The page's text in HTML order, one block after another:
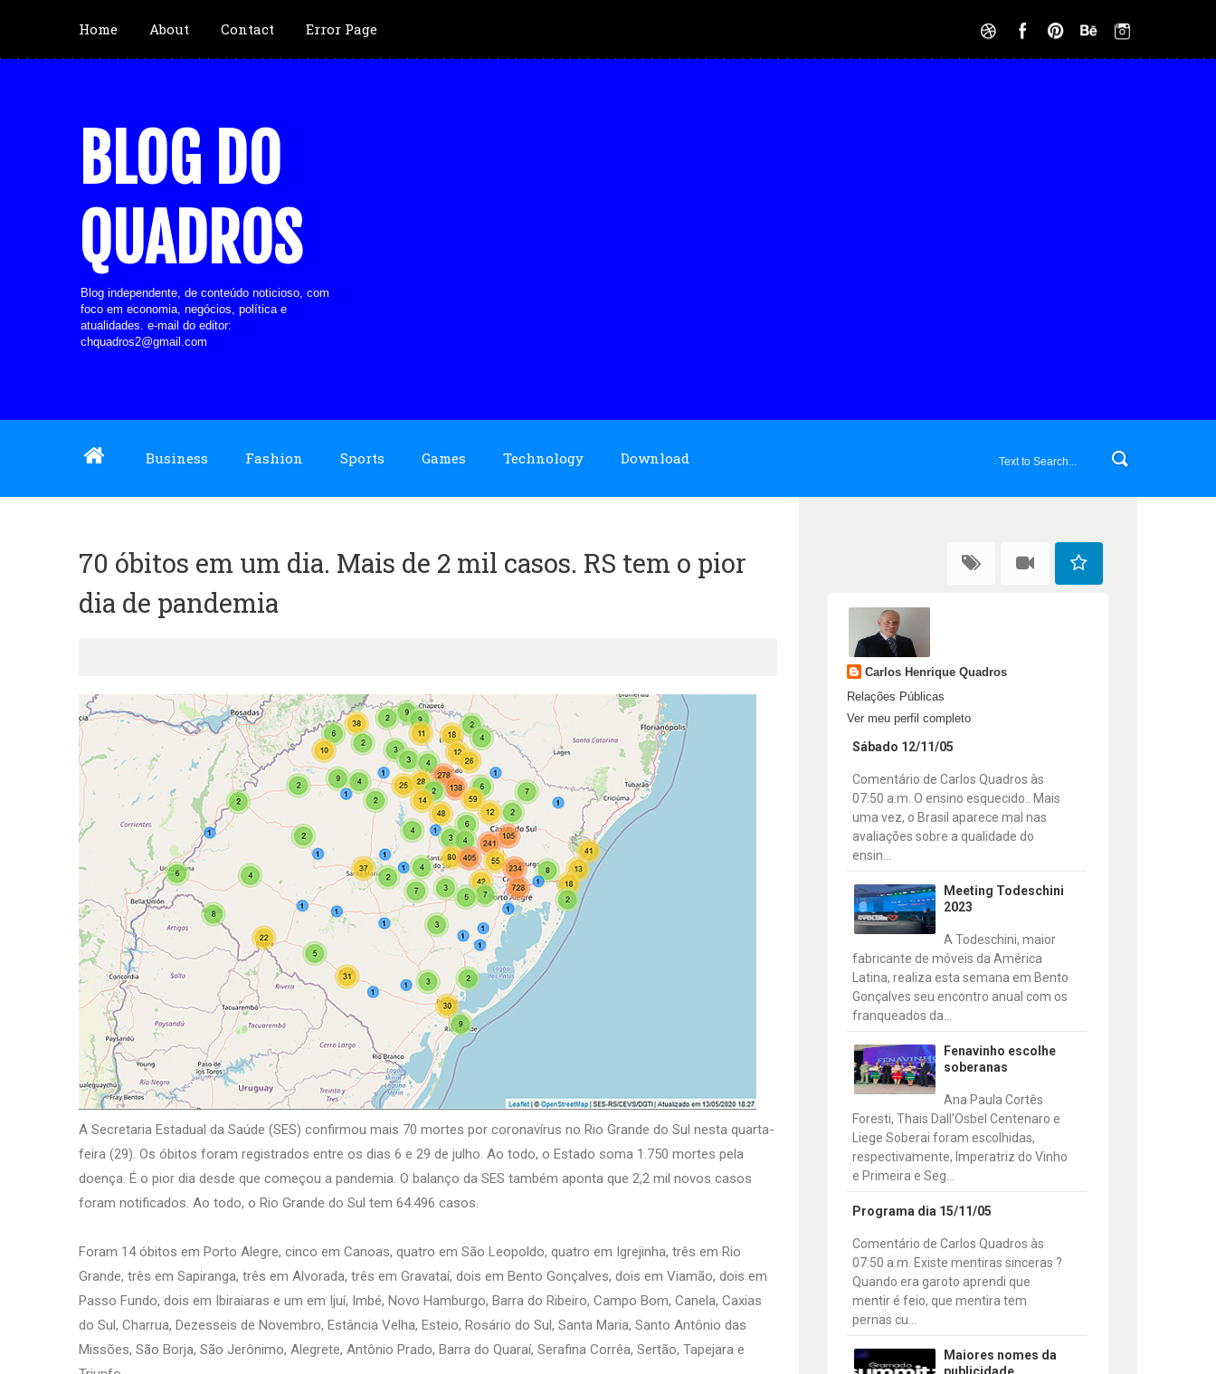
Home About Contact Error Page
BLOG DO
QUADROS
Blog independente, de conteúdo noticioso, com
foco em economia, negócios, política e
atualidades. e-mail do editor:
chquadros2@gmail.com
Business Fashion Sports Games Technology Download
70 óbitos em um dia. Mais de 2 mil casos. RS tem o pior
dia de pandemia
A Secretaria Estadual da Saúde (SES) confirmou mais 70 mortes por coronavírus no Rio Grande do Sul nesta quarta-
feira (29). Os óbitos foram registrados entre os dias 6 e 29 de julho. Ao todo, o Estado soma 1.750 mortes pela
doença. É o pior dia desde que começou a pandemia. O balanço da SES também aponta que 2,2 mil novos casos
foram notificados. Ao todo, o Rio Grande do Sul tem 64.496 casos.
Foram 14 óbitos em Porto Alegre, cinco em Canoas, quatro em São Leopoldo, quatro em Igrejinha, três em Rio
Grande, três em Sapiranga, três em Alvorada, três em Gravataí, dois em Bento Gonçalves, dois em Viamão, dois em
Passo Fundo, dois em Ibiraiaras e um em Ijuí, Imbé, Novo Hamburgo, Barra do Ribeiro, Campo Bom, Canela, Caxias
do Sul, Charrua, Dezesseis de Novembro, Estância Velha, Esteio, Rosário do Sul, Santa Maria, Santo Antônio das
Missões, São Borja, São Jerônimo, Alegrete, Antônio Prado, Barra do Quaraí, Serafina Corrêa, Sertão, Tapejara e
Carlos Henrique Quadros
Relações Públicas
Ver meu perfil completo
Sábado 12/11/05
Comentário de Carlos Quadros às
07:50 a.m. O ensino esquecido.. Mais
uma vez, o Brasil aparece mal nas
avaliações sobre a qualidade do
ensin...
Meeting Todeschini
2023
A Todeschini, maior
fabricante de móveis da América
Latina, realiza esta semana em Bento
Gonçalves seu encontro anual com os
franqueados da...
Fenavinho escolhe
soberanas
Ana Paula Cortês
Foresti, Thais Dall’Osbel Centenaro e
Liege Soberai foram escolhidas,
respectivamente, Imperatriz do Vinho
e Primeira e Seg...
Programa dia 15/11/05
Comentário de Carlos Quadros às
07:50 a.m. Existe mentiras sinceras ?
Quando era garoto aprendi que
mentir é feio, que mentira tem
pernas cu...
Maiores nomes da